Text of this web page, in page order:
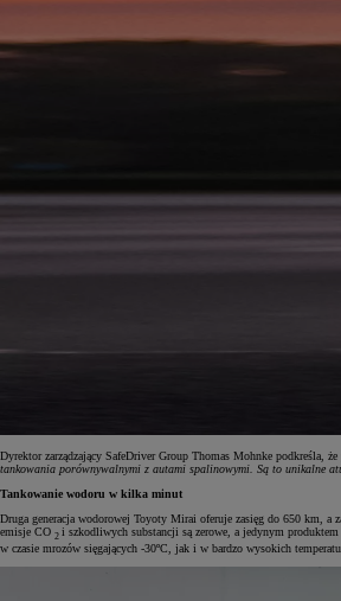
Dyrektor zarządzający SafeDriver Group Thomas Mohnke podkreśla,
tankowania porównywalnymi z autami spalinowymi. Są to unikalne
Tankowanie wodoru w kilka minut
Druga generacja wodorowej Toyoty Mirai oferuje zasięg do 650 km,
emisje CO 2 i szkodliwych substancji są zerowe, a jedynym
w czasie mrozów sięgających -30ºC, jak i w bardzo wysokich